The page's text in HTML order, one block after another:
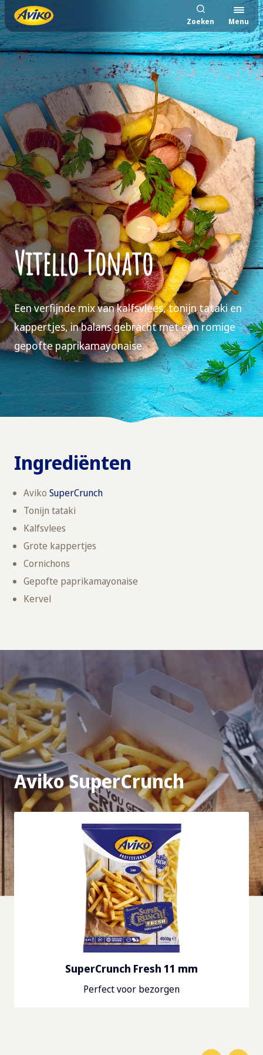
Zoeken Menu
Vitello Tonato
Een verfijnde mix van kalfsvlees, tonijn tataki en
kappertjes, in balans gebracht met een romige
gepofte paprikamayonaise.
Ingrediënten
Aviko SuperCrunch
Tonijn tataki
Kalfsvlees
Grote kappertjes
Cornichons
Gepofte paprikamayonaise
Kervel
Aviko SuperCrunch
SuperCrunch Fresh 11 mm
Perfect voor bezorgen